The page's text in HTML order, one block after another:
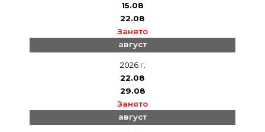
15.08
22.08
Занято
август
2026 г.
22.08
29.08
Занято
август